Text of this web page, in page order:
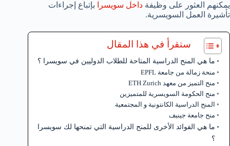
يمكنهم العثور على وظيفة داخل سويسرا
بإتباع إجراءات
تأشيرة العمل السويسرية.
ستقرأ في هذا المقال
ما هي المنح الدراسية المتاحة للطلاب الدوليين في سويسرا ؟
منحة زمالة من جامعة EPFL
منح التميز من معهد ETH Zurich
منح الحكومة السويسرية للمتميزين
المنح الدراسية الكانتونية و المجتمعية
منح جامعة جينيف
ما هي الفوائد الأخرى للمنح الدراسية التي تمنحها لك سويسرا
؟